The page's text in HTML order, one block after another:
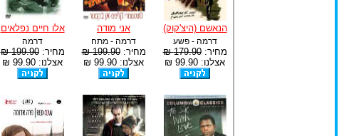
הנאשם (היצ'קוק)
דרמה - פשע
מחיר:179.90 ₪
אצלנו: 99.90 ₪
אני מודה
דרמה - מתח
מחיר:199.90 ₪
אצלנו: 99.90 ₪
אלו חיים נפלאים
דרמה
מחיר:199.90 ₪
אצלנו: 99.90 ₪